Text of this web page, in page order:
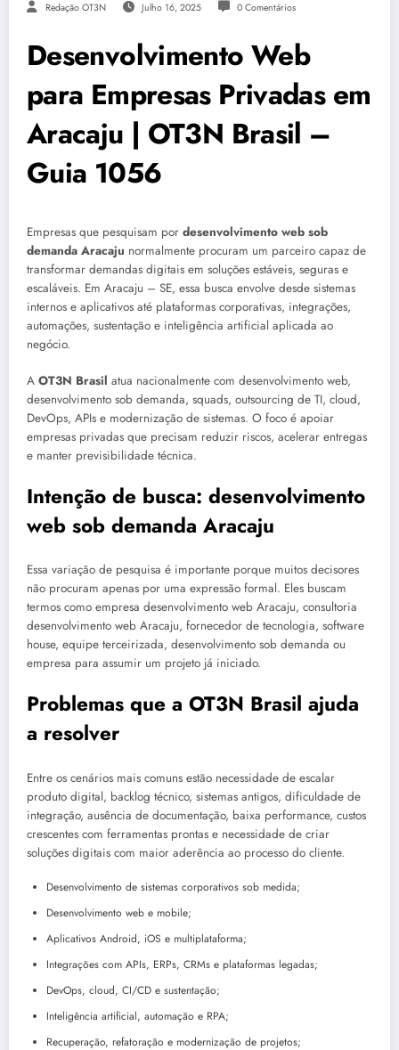
Redação OT3N Julho 16, 2025 0 Comentários
Desenvolvimento Web
para Empresas Privadas em
Aracaju | OT3N Brasil –
Guia 1056
Empresas que pesquisam por desenvolvimento web sob
demanda Aracaju normalmente procuram um parceiro capaz de
transformar demandas digitais em soluções estáveis, seguras e
escaláveis. Em Aracaju – SE, essa busca envolve desde sistemas
internos e aplicativos até plataformas corporativas, integrações,
automações, sustentação e inteligência artificial aplicada ao
negócio.
A OT3N Brasil atua nacionalmente com desenvolvimento web,
desenvolvimento sob demanda, squads, outsourcing de TI, cloud,
DevOps, APIs e modernização de sistemas. O foco é apoiar
empresas privadas que precisam reduzir riscos, acelerar entregas
e manter previsibilidade técnica.
Intenção de busca: desenvolvimento
web sob demanda Aracaju
Essa variação de pesquisa é importante porque muitos decisores
não procuram apenas por uma expressão formal. Eles buscam
termos como empresa desenvolvimento web Aracaju, consultoria
desenvolvimento web Aracaju, fornecedor de tecnologia, software
house, equipe terceirizada, desenvolvimento sob demanda ou
empresa para assumir um projeto já iniciado.
Problemas que a OT3N Brasil ajuda
a resolver
Entre os cenários mais comuns estão necessidade de escalar
produto digital, backlog técnico, sistemas antigos, dificuldade de
integração, ausência de documentação, baixa performance, custos
crescentes com ferramentas prontas e necessidade de criar
soluções digitais com maior aderência ao processo do cliente.
Desenvolvimento de sistemas corporativos sob medida;
Desenvolvimento web e mobile;
Aplicativos Android, iOS e multiplataforma;
Integrações com APIs, ERPs, CRMs e plataformas legadas;
DevOps, cloud, CI/CD e sustentação;
Inteligência artificial, automação e RPA;
Recuperação, refatoração e modernização de projetos;